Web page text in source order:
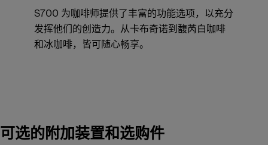
S700 为咖啡师提供了丰富的功能选项，以充分
发挥他们的创造力。从卡布奇诺到馥芮白咖啡
和冰咖啡，皆可随心畅享。
可选的附加装置和选购件